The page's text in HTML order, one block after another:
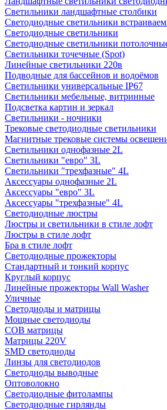
Светильники ландшафтные столбики
Светодиодные светильники
Светодиодные светильники
Светодиодные светильники
Светильники точечные (Spot)
Линейные светильники 220в
Подводные для бассейнов и водоёмов
Светильники универсальные IP67
Светильники мебельные, витринные
Подсветка картин и зеркал
Светильники - ночники
Трековые светодиодные светильники
Магнитные трековые системы
Светильники однофазные 2L
Светильники "евро" 3L
Светильники "трехфазные" 4L
Аксессуары однофазные 2L
Аксессуары "евро" 3L
Аксессуары "трехфазные" 4L
Светодиодные люстры
Люстры и светильники в стиле лофт
Люстры в стиле лофт
Бра в стиле лофт
Светодиодные прожекторы
Стандартный и тонкий корпус
Круглый корпус
Линейные прожекторы Wall Washer
Уличные
Светодиоды и матрицы
Мощные светодиоды
COB матрицы
Матрицы 220V
SMD светодиоды
Линзы для светодиодов
Светодиоды выводные
Оптоволокно
Светодиодные фитолампы
Светодиодные гирлянды